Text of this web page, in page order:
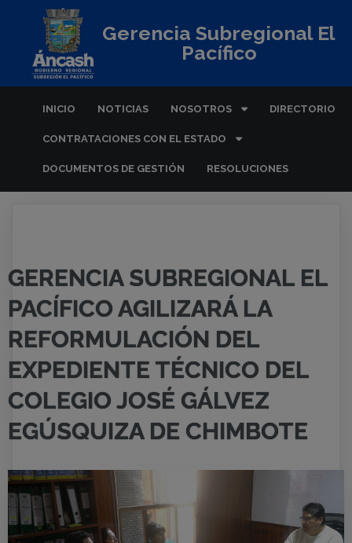
Gerencia Subregional El
Pacífico
INICIO NOTICIAS NOSOTROS DIRECTORIO
CONTRATACIONES CON EL ESTADO
DOCUMENTOS DE GESTIÓN RESOLUCIONES
GERENCIA SUBREGIONAL EL
PACÍFICO AGILIZARÁ LA
REFORMULACIÓN DEL
EXPEDIENTE TÉCNICO DEL
COLEGIO JOSÉ GÁLVEZ
EGÚSQUIZA DE CHIMBOTE